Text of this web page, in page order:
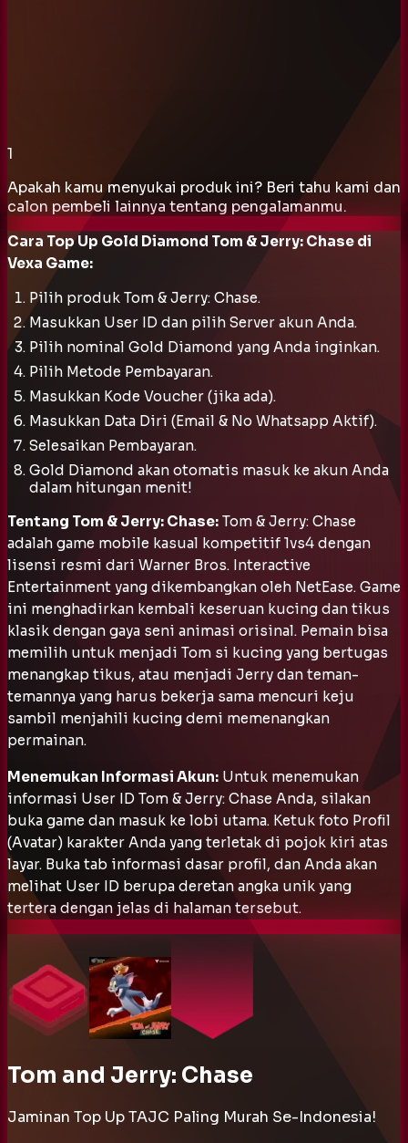
1
Apakah kamu menyukai produk ini? Beri tahu kami dan
calon pembeli lainnya tentang pengalamanmu.
Cara Top Up Gold Diamond Tom & Jerry: Chase di
Vexa Game:
Pilih produk Tom & Jerry: Chase.
Masukkan User ID dan pilih Server akun Anda.
Pilih nominal Gold Diamond yang Anda inginkan.
Pilih Metode Pembayaran.
Masukkan Kode Voucher (jika ada).
Masukkan Data Diri (Email & No Whatsapp Aktif).
Selesaikan Pembayaran.
Gold Diamond akan otomatis masuk ke akun Anda
dalam hitungan menit!
Tentang Tom & Jerry: Chase: Tom & Jerry: Chase
adalah game mobile kasual kompetitif 1vs4 dengan
lisensi resmi dari Warner Bros. Interactive
Entertainment yang dikembangkan oleh NetEase. Game
ini menghadirkan kembali keseruan kucing dan tikus
klasik dengan gaya seni animasi orisinal. Pemain bisa
memilih untuk menjadi Tom si kucing yang bertugas
menangkap tikus, atau menjadi Jerry dan teman-
temannya yang harus bekerja sama mencuri keju
sambil menjahili kucing demi memenangkan
permainan.
Menemukan Informasi Akun: Untuk menemukan
informasi User ID Tom & Jerry: Chase Anda, silakan
buka game dan masuk ke lobi utama. Ketuk foto Profil
(Avatar) karakter Anda yang terletak di pojok kiri atas
layar. Buka tab informasi dasar profil, dan Anda akan
melihat User ID berupa deretan angka unik yang
tertera dengan jelas di halaman tersebut.
Tom and Jerry: Chase
Jaminan Top Up TAJC Paling Murah Se-Indonesia!